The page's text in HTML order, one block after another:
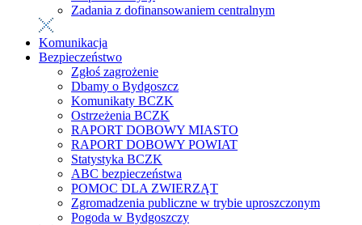
Zadania z dofinansowaniem centralnym
Komunikacja
Bezpieczeństwo
Zgłoś zagrożenie
Dbamy o Bydgoszcz
Komunikaty BCZK
Ostrzeżenia BCZK
RAPORT DOBOWY MIASTO
RAPORT DOBOWY POWIAT
Statystyka BCZK
ABC bezpieczeństwa
POMOC DLA ZWIERZĄT
Zgromadzenia publiczne w trybie uproszczonym
Pogoda w Bydgoszczy